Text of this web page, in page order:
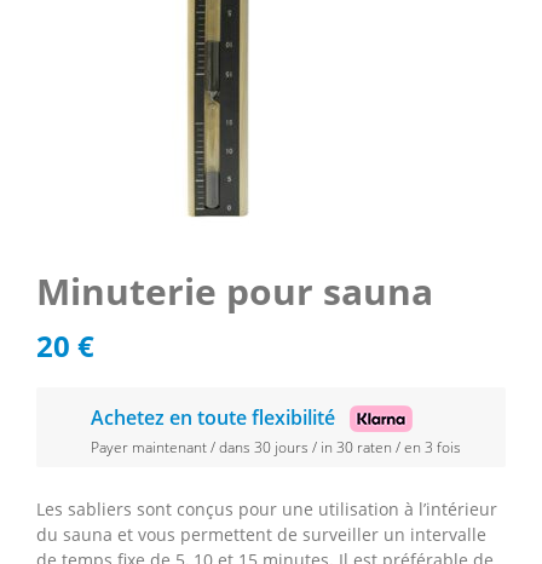
Minuterie pour sauna
20 €
Achetez en toute flexibilité
Payer maintenant / dans 30 jours / in 30 raten / en 3 fois
Les sabliers sont conçus pour une utilisation à l’intérieur
du sauna et vous permettent de surveiller un intervalle